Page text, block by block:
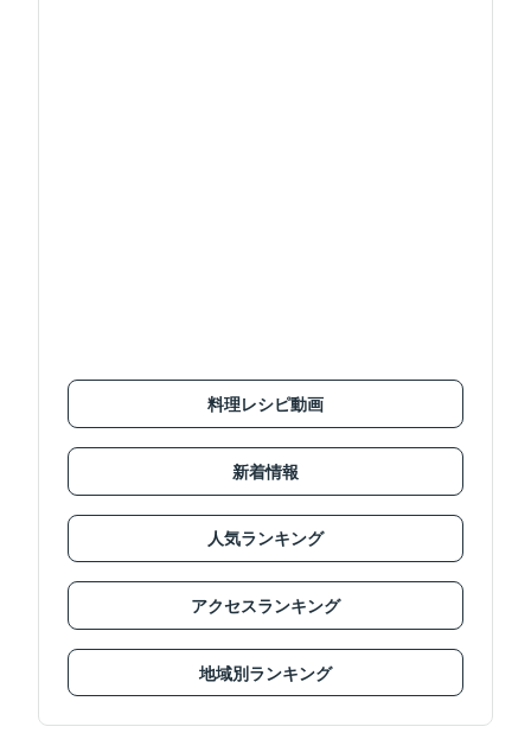
料理レシピ動画
新着情報
人気ランキング
アクセスランキング
地域別ランキング